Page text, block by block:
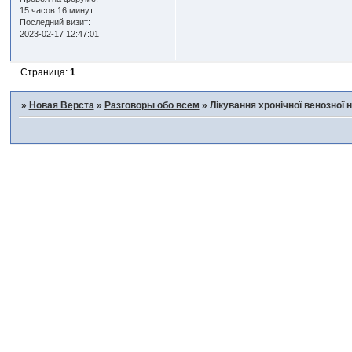
15 часов 16 минут
Последний визит:
2023-02-17 12:47:01
Страница: 1
» Новая Верста » Разговоры обо всем » Лікування хронічної венозної